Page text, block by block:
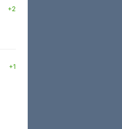
+2
+1